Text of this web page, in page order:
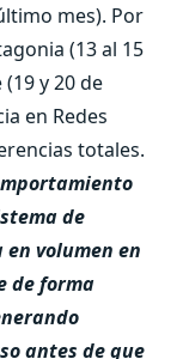
mes). Por
(13 al 15
y 20 de
en Redes
totales.
de
volumen en
de forma
antes de que